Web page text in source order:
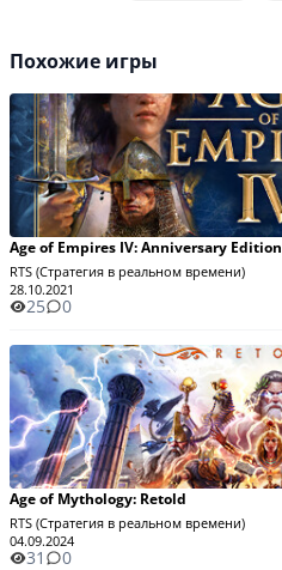
Похожие игры
Age of Empires IV: Anniversary Edition
RTS (Стратегия в реальном времени)
28.10.2021
25 0
Age of Mythology: Retold
RTS (Стратегия в реальном времени)
04.09.2024
31 0